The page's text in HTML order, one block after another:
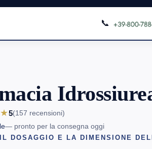
📞
5(157 recensioni)
— pronto per la consegna oggi
DOSAGGIO E LA DIMENSIONE